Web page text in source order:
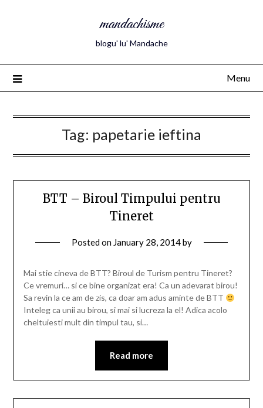
mandachisme
blogu' lu' Mandache
Menu
Tag: papetarie ieftina
BTT – Biroul Timpului pentru
Tineret
Posted on January 28, 2014by
Mai stie cineva de BTT? Biroul de Turism pentru Tineret?
Ce vremuri… si ce bine organizat era! Ca un adevarat birou!
Sa revin la ce am de zis, ca doar am adus aminte de BTT
Inteleg ca unii au birou, si mai si lucreza la el! Adica acolo
cheltuiesti mult din timpul tau, si…
Read more